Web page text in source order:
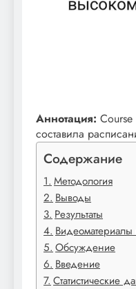
Аннотация:
составила
Содержание
Методология
Выводы
Результаты
Обсуждение
Введение
Статистические